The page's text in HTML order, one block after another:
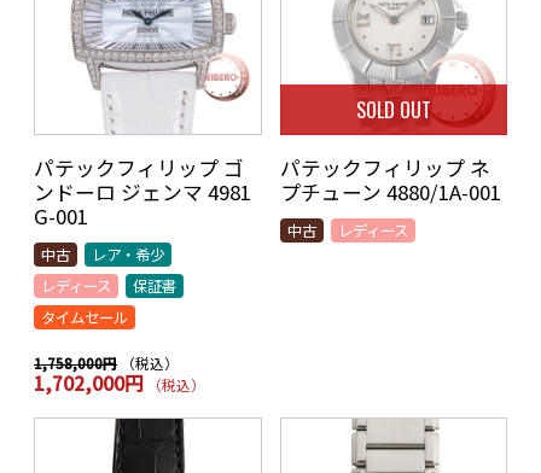
パテックフィリップ ゴ
ンドーロ ジェンマ 4981
G-001
中古
レア・希少
レディース
保証書
タイムセール
1,758,000円 （税込）
1,702,000円 （税込）
SOLD OUT
パテックフィリップ ネ
プチューン 4880/1A-001
中古 レディース